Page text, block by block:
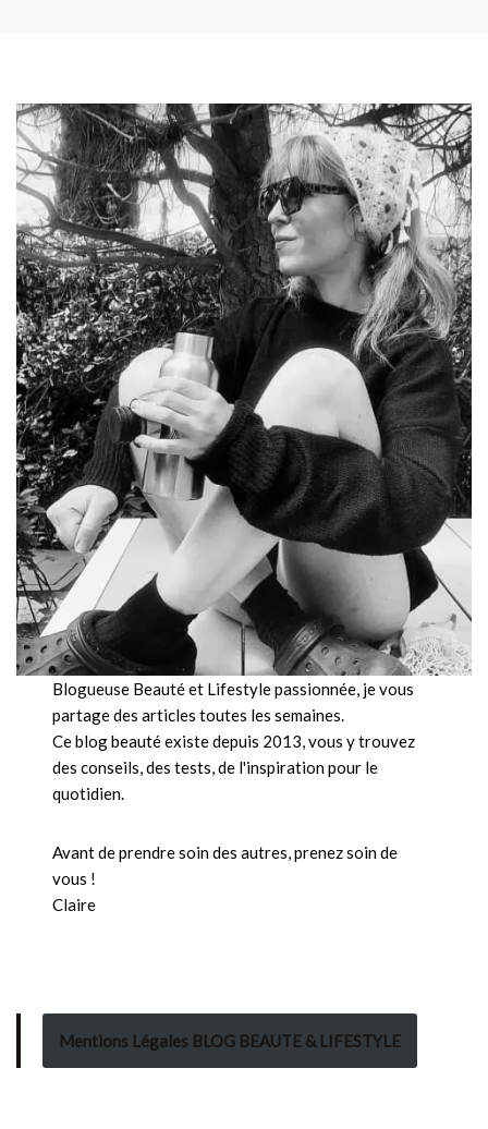
Blogueuse Beauté et Lifestyle passionnée, je vous
partage des articles toutes les semaines.
Ce blog beauté existe depuis 2013, vous y trouvez
des conseils, des tests, de l'inspiration pour le
quotidien.
Avant de prendre soin des autres, prenez soin de
vous !
Claire
Mentions Légales BLOG BEAUTE & LIFESTYLE